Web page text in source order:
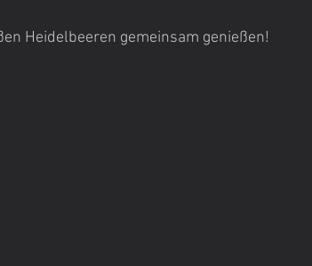
Heidelbeeren gemeinsam genießen!